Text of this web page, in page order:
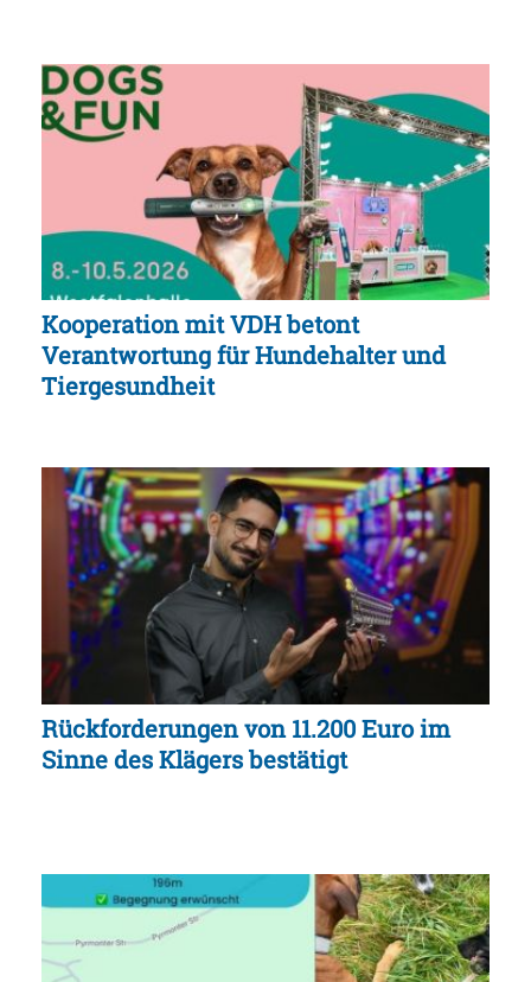
Kooperation mit VDH betont
Verantwortung für Hundehalter und
Tiergesundheit
Rückforderungen von 11.200 Euro im
Sinne des Klägers bestätigt